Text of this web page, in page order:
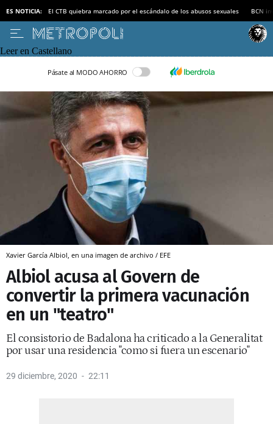
ES NOTICIA: El CTB quiebra marcado por el escándalo de los abusos sexuales BCN
Leer en Castellano
Pásate al MODO AHORRO
Xavier García Albiol, en una imagen de archivo / EFE
Albiol acusa al Govern de
convertir la primera vacunación
en un "teatro"
El consistorio de Badalona ha criticado a la Generalitat
por usar una residencia "como si fuera un escenario"
29 diciembre, 2020 22:11